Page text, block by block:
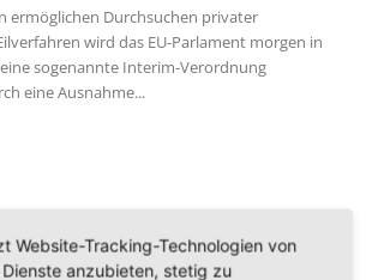
ermöglichen Durchsuchen privater
wird das EU-Parlament morgen in
sogenannte Interim-Verordnung
eine Ausnahme...
Website-Tracking-Technologien von
anzubieten, stetig zu